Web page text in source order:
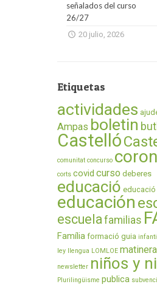
señalados del curso
26/27
20 julio, 2026
Etiquetas
actividades
Ampas boletin
Castelló
comunitat concurso
corts covid curso deberes
educació educació
educación
escuelafamilias
Família formació guia infantil
ley llengua LOMLOE matinera
newsletter niños y
Plurilingüisme publica